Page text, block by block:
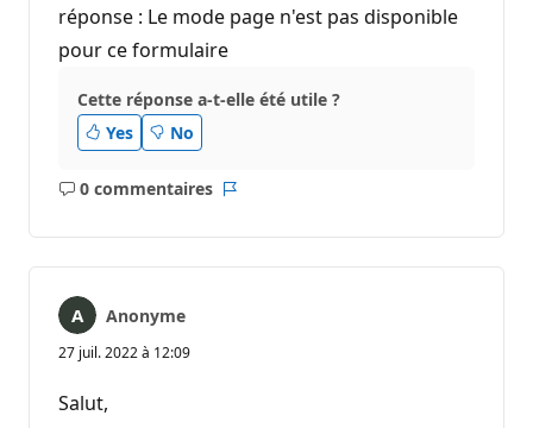
réponse : Le mode page n'est pas disponible
pour ce formulaire
Cette réponse a-t-elle été utile ?
Yes
No
0 commentaires
Aucun
Anonyme
27 juil. 2022 à 12:09
Salut,